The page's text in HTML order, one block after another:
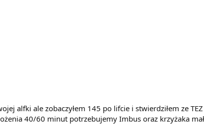
alfki ale zobaczyłem 145 po lifcie i stwierdziłem ze
40/60 minut potrzebujemy Imbus oraz krzyżaka